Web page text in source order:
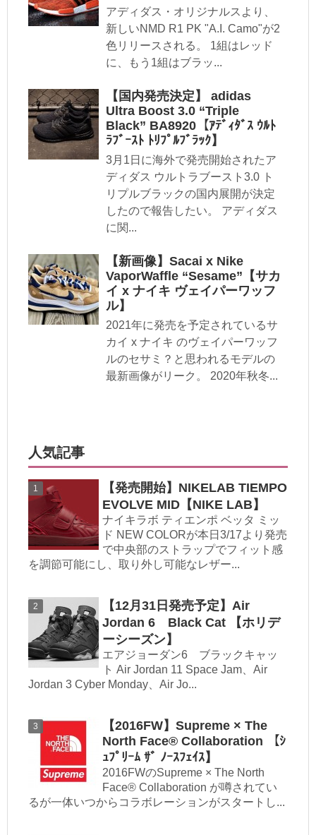
アディダス・オリジナルスより、
新しいNMD R1 PK "A.I. Camo"が2
色リリースされる。 1組はレッド
に、もう1組はブラッ...
【国内発売決定】 adidas
Ultra Boost 3.0 “Triple
Black” BA8920【ｱﾃﾞｨﾀﾞｽ ｳﾙﾄ
ﾗﾌﾞｰｽﾄ ﾄﾘﾌﾟﾙﾌﾞﾗｯｸ】
3月1日に海外で発売開始されたア
ディダス ウルトラブースト3.0 ト
リプルブラックの国内展開が決定
したので報告したい。 アディダス
に関...
【新画像】Sacai x Nike
VaporWaffle “Sesame”【サカ
イ x ナイキ ヴェイパーワッフ
ル】
2021年に発売を予定されているサ
カイ x ナイキ のヴェイパーワッフ
ルのセサミ？と思われるモデルの
最新画像がリーク。 2020年秋冬...
人気記事
【発売開始】NIKELAB TIEMPO
EVOLVE MID【NIKE LAB】
ナイキラボ ティエンポ ベッタ ミッ
ド NEW COLORが本日3/17より発売
で中央部のストラップでフィット感
を調節可能にし、取り外し可能なレザー...
【12月31日発売予定】Air
Jordan 6 Black Cat 【ホリデ
ーシーズン】
エアジョーダン6 ブラックキャッ
ト Air Jordan 11 Space Jam、Air
Jordan 3 Cyber Monday、Air Jo...
【2016FW】Supreme × The
North Face® Collaboration 【ｼ
ｭﾌﾟﾘｰﾑ ｻﾞ ﾉｰｽﾌｪｲｽ】
2016FWのSupreme × The North
Face® Collaboration が噂されてい
るが一体いつからコラボレーションがスタートし...